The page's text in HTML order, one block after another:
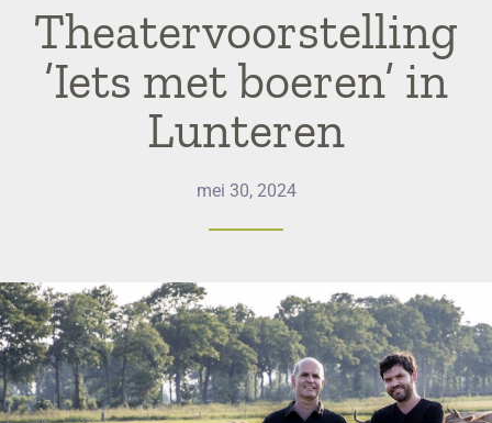
Theatervoorstelling
’Iets met boeren’ in
Lunteren
mei 30, 2024